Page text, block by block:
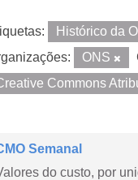
Histórico da
ONS
Commons
Semanal
do custo, por